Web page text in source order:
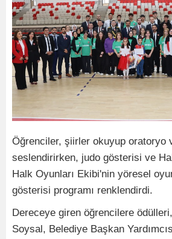
Öğrenciler, şiirler okuyup oratoryo
seslendirirken, judo gösterisi ve
Halk Oyunları Ekibi'nin yöresel
gösterisi programı renklendirdi.
Dereceye giren öğrencilere
Soysal, Belediye Başkan